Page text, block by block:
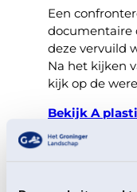
Een
documentaire
deze vervuild
Na het kijken
kijk op de
Bekijk A